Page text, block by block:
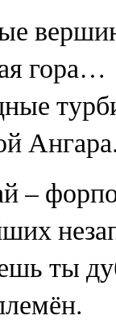
гора…
–
ты